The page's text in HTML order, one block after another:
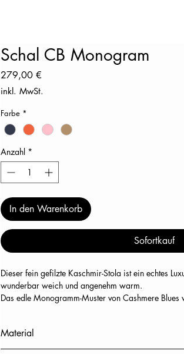
Schal CB Monogram
279,00 €
inkl. MwSt.
Farbe *
Anzahl *
In den Warenkorb
Sofortkauf
Dieser fein gefilzte Kaschmir-Stola ist ein echtes
wunderbar weich und angenehm warm.
Das edle Monogramm-Muster von Cashmere
Accessoire, das sich vielseitig kombinieren lässt –
tragen.
Material